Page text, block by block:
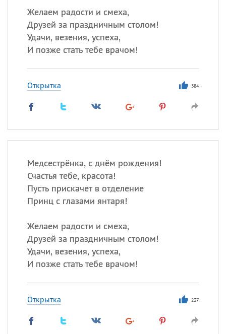
Желаем радости и смеха,
Друзей за праздничным столом!
Удачи, везения, успеха,
И позже стать тебе врачом!
Открытка 384
Медсестрёнка, с днём рождения!
Счастья тебе, красота!
Пусть прискачет в отделение
Принц с глазами янтаря!
Желаем радости и смеха,
Друзей за праздничным столом!
Удачи, везения, успеха,
И позже стать тебе врачом!
Открытка 237